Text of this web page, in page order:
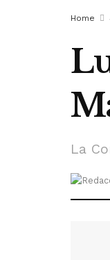
Home
La